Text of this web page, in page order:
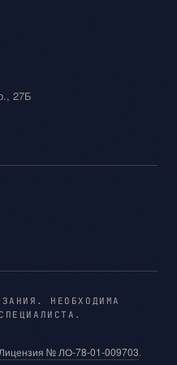
27Б
НЕОБХОДИМА
Лицензия № ЛО‑78‑01‑009703.